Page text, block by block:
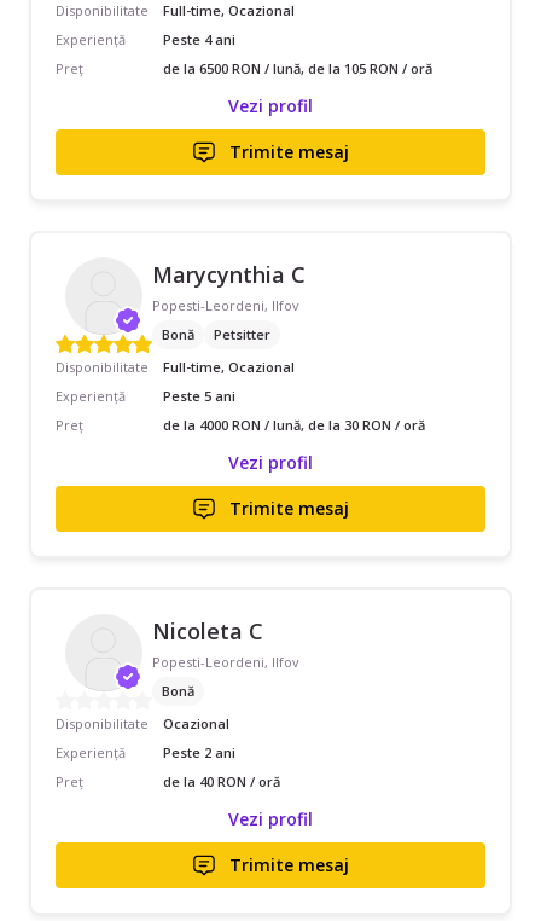
Disponibilitate
Full-time, Ocazional
Experiență
Peste 4 ani
Preț
de la 6500 RON / lună, de la 105 RON / oră
Vezi profil
Trimite mesaj
Marycynthia C
Popesti-Leordeni, Ilfov
Bonă
Petsitter
Disponibilitate
Full-time, Ocazional
Experiență
Peste 5 ani
Preț
de la 4000 RON / lună, de la 30 RON / oră
Vezi profil
Trimite mesaj
Nicoleta C
Popesti-Leordeni, Ilfov
Bonă
Disponibilitate
Ocazional
Experiență
Peste 2 ani
Preț
de la 40 RON / oră
Vezi profil
Trimite mesaj